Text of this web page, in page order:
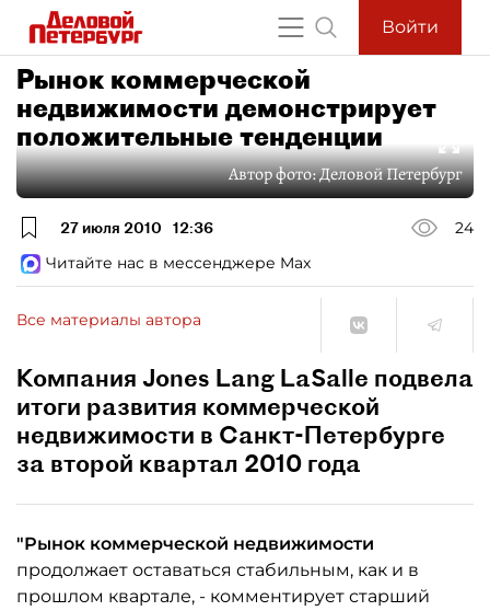
Войти
Рынок коммерческой
недвижимости демонстрирует
положительные тенденции
Автор фото:Деловой Петербург
27 июля 2010 12:36
24
Читайте нас в мессенджере Max
Все материалы автора
Компания Jones Lang LaSalle подвела
итоги развития коммерческой
недвижимости в Санкт-Петербурге
за второй квартал 2010 года
"Рынок коммерческой недвижимости
продолжает оставаться стабильным, как и в
прошлом квартале, - комментирует старший